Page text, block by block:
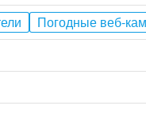
Погодные веб-